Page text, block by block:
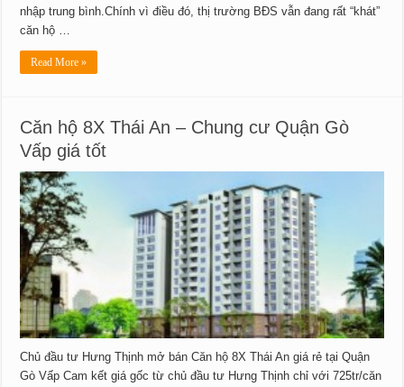
nhập trung bình.Chính vì điều đó, thị trường BĐS vẫn đang rất “khát”
căn hộ …
Read More »
Căn hộ 8X Thái An – Chung cư Quận Gò
Vấp giá tốt
Chủ đầu tư Hưng Thịnh mở bán Căn hộ 8X Thái An giá rẻ tại Quận
Gò Vấp Cam kết giá gốc từ chủ đầu tư Hưng Thịnh chỉ với 725tr/căn